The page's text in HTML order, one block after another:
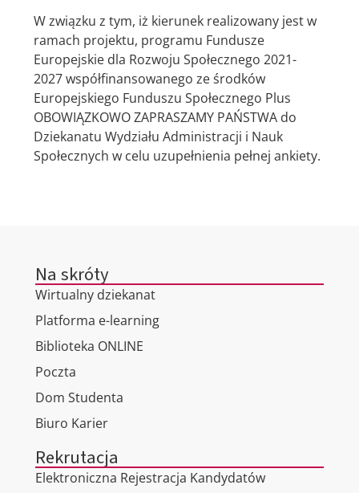
W związku z tym, iż kierunek realizowany jest w
ramach projektu, programu Fundusze
Europejskie dla Rozwoju Społecznego 2021-
2027 współfinansowanego ze środków
Europejskiego Funduszu Społecznego Plus
OBOWIĄZKOWO ZAPRASZAMY PAŃSTWA do
Dziekanatu Wydziału Administracji i Nauk
Społecznych w celu uzupełnienia pełnej ankiety.
Na skróty
Wirtualny dziekanat
Platforma e-learning
Biblioteka ONLINE
Poczta
Dom Studenta
Biuro Karier
Rekrutacja
Elektroniczna Rejestracja Kandydatów